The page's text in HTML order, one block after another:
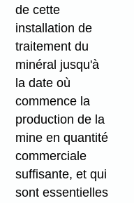
de cette
installation de
traitement du
minéral jusqu'à
la date où
commence la
production de la
mine en quantité
commerciale
suffisante, et qui
sont essentielles